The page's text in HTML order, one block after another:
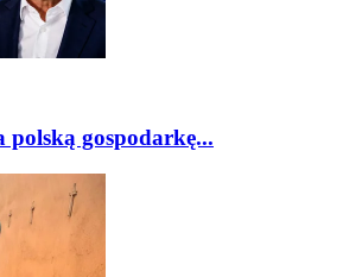
polską gospodarkę...